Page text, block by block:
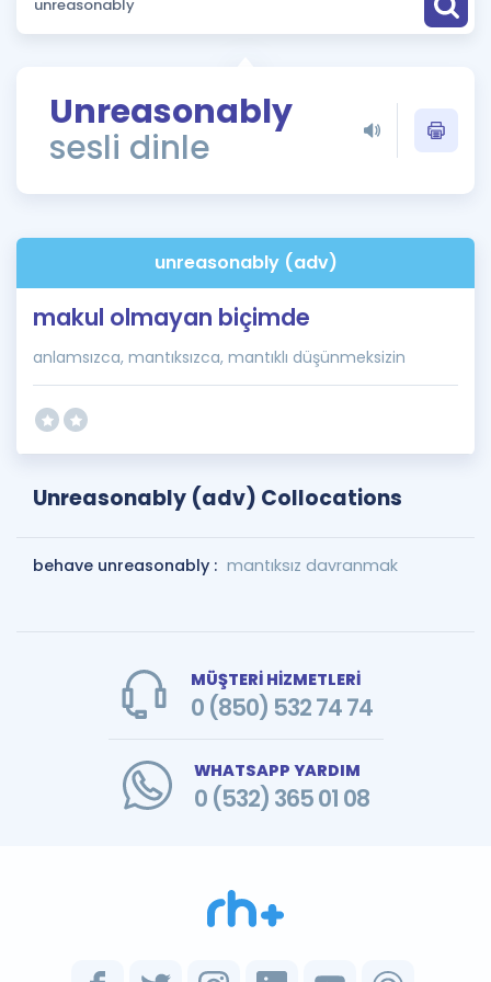
Puan Hesaplama
ÖSYM Sınav Takvimi
Kampanyalar
İngilizce Gramer
Unreasonably
sesli dinle
unreasonably (adv)
makul olmayan biçimde
anlamsızca, mantıksızca, mantıklı düşünmeksizin
Unreasonably (adv) Collocations
behave unreasonably : mantıksız davranmak
MÜŞTERİ HİZMETLERİ
0 (850) 532 74 74
WHATSAPP YARDIM
0 (532) 365 01 08